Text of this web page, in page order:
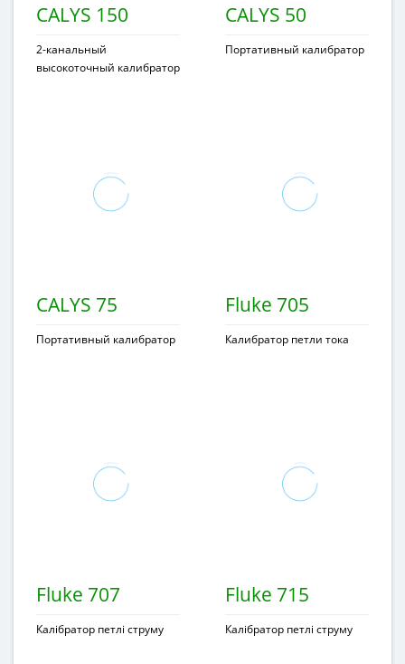
CALYS 150
2-канальный
высокоточный калибратор
CALYS 50
Портативный калибратор
CALYS 75
Портативный калибратор
Fluke 705
Калибратор петли тока
Fluke 707
Калібратор петлі струму
Fluke 715
Калібратор петлі струму